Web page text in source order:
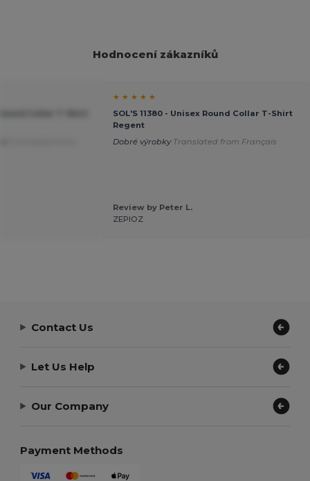
Hodnocení zákazníků
★ ★ ★ ★ ★
SOL'S 11380 - Unisex Round Collar T-Shirt
Regent
Dobré výrobky Translated from Français
Review by Peter L.
ZEPIOZ
Contact Us
Let Us Help
Our Company
Payment Methods